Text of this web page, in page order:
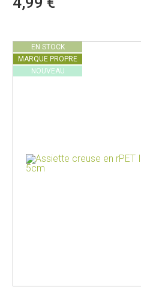
EN STOCK
MARQUE PROPRE
NOUVEAU